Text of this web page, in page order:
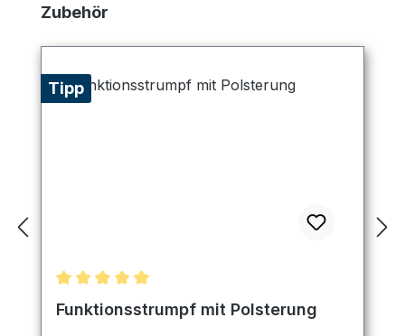
Produktgalerie überspringen
Zubehör
Tipp
Durchschnittliche Bewertung von 5 von 5 Sternen
Funktionsstrumpf mit Polsterung